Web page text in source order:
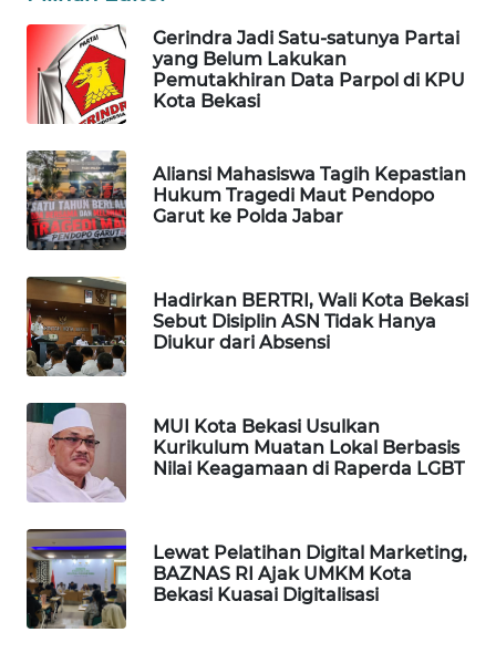
Gerindra Jadi Satu-satunya Partai
yang Belum Lakukan
Pemutakhiran Data Parpol di KPU
Kota Bekasi
Aliansi Mahasiswa Tagih Kepastian
Hukum Tragedi Maut Pendopo
Garut ke Polda Jabar
Hadirkan BERTRI, Wali Kota Bekasi
Sebut Disiplin ASN Tidak Hanya
Diukur dari Absensi
MUI Kota Bekasi Usulkan
Kurikulum Muatan Lokal Berbasis
Nilai Keagamaan di Raperda LGBT
Lewat Pelatihan Digital Marketing,
BAZNAS RI Ajak UMKM Kota
Bekasi Kuasai Digitalisasi
SIBARAGAS
NEWS
SIANTAR
NEWS
METRO
NEWS
METRO
JAKARTA
KRT
NEWS
KARING
NEWS
JURNAL